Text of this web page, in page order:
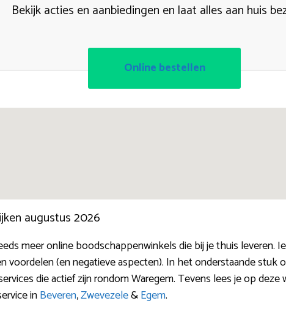
Bekijk acties en aanbiedingen en laat alles aan huis
Online bestellen
augustus 2026
meer online boodschappenwinkels die bij je thuis leveren.
voordelen (en negatieve aspecten). In het onderstaande stuk
die actief zijn rondom Waregem. Tevens lees je op
inBeveren,Zwevezele&Egem.